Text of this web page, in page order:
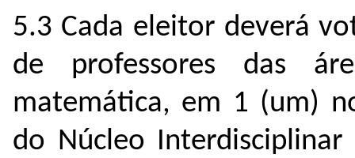
5.3 Cada eleitor deverá
de professores das
matemática, em 1 (um)
do Núcleo